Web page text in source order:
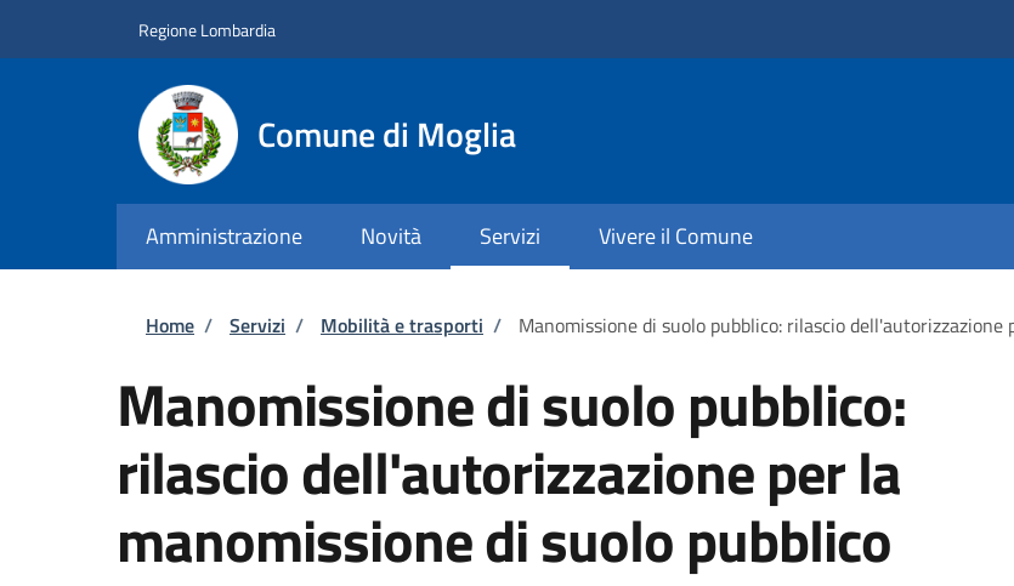
Regione Lombardia
Comune di Moglia
Amministrazione Novità Servizi Vivere il Comune
Briciole di pane
Home / Servizi / Mobilità e trasporti / Manomissione di suolo pubblico: rilascio
Manomissione di suolo pubblico:
rilascio dell'autorizzazione per la
manomissione di suolo pubblico